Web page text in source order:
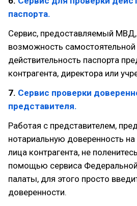
паспорта.
Сервис, предоставляемый МВД,
возможность самостоятельной
действительность паспорта
контрагента, директора или
7. Сервис проверки
представителя.
Работая с представителем,
нотариальную доверенность
лица контрагента, не
помощью сервиса
палаты, для этого просто
доверенности.